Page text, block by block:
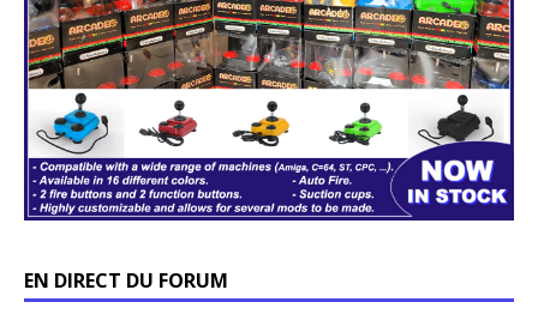
EN DIRECT DU FORUM